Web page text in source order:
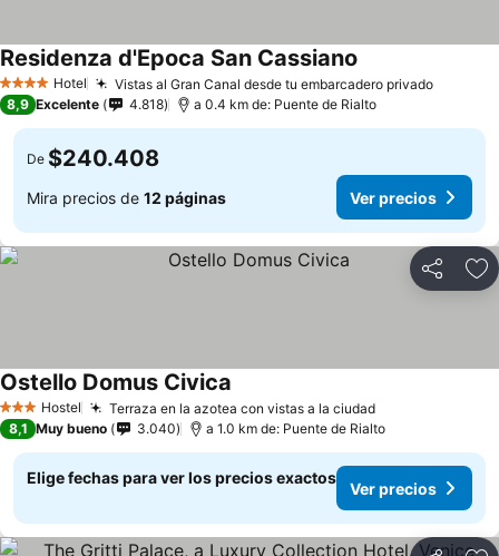
4 EstrellasHotel Vistas al Gran Canal desde tu embarcadero privado
Residenza d'Epoca San Cassiano
8,9 Excelente 4.818 a 0.4 km de: Puente de Rialto
De $240.408
Mira precios de 12 páginas Ver precios
Compartir
3 EstrellasHostel Terraza en la azotea con vistas a la ciudad
Ostello Domus Civica
8,1 Muy bueno 3.040 a 1.0 km de: Puente de Rialto
Elige fechas para ver los precios exactos
Ver precios